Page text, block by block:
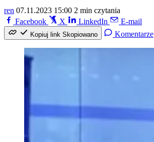
ren 07.11.2023 15:00 2 min czytania
Facebook
X LinkedIn E-mail
Kopiuj link Skopiowano Komentarze